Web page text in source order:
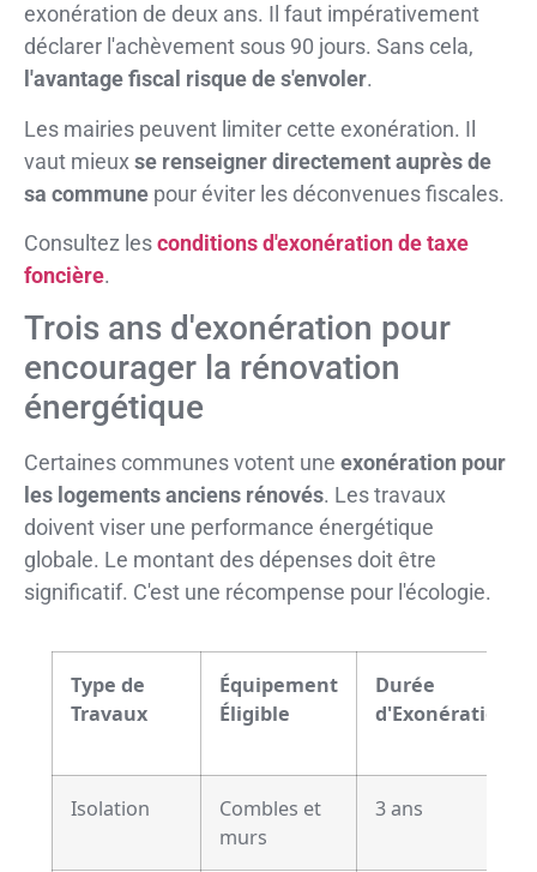
exonération de deux ans. Il faut impérativement
déclarer l'achèvement sous 90 jours. Sans cela,
l'avantage fiscal risque de s'envoler.
Les mairies peuvent limiter cette exonération. Il
vaut mieux se renseigner directement auprès de
sa commune pour éviter les déconvenues fiscales.
Consultez lesconditions d'exonération de taxe
foncière.
Trois ans d'exonération pour
encourager la rénovation
énergétique
Certaines communes votent une exonération pour
les logements anciens rénovés. Les travaux
doivent viser une performance énergétique
globale. Le montant des dépenses doit être
significatif. C'est une récompense pour l'écologie.
Type de
Travaux
Équipement
Éligible
Durée
d'Exonération
Isolation
Combles et
murs
3 ans